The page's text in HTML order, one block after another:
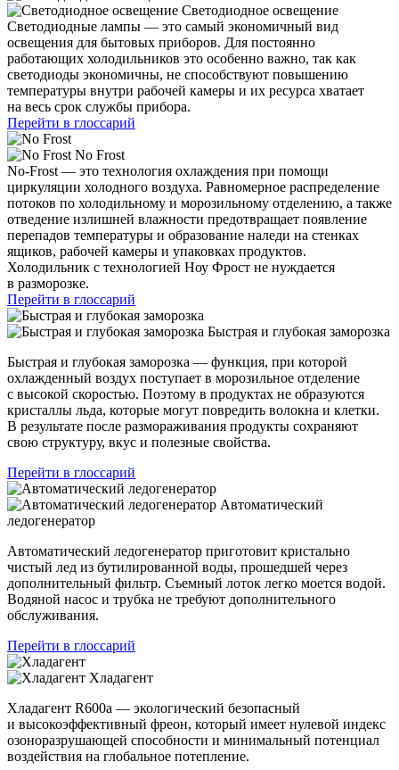
Светодиодное освещение
Светодиодные лампы — это самый экономичный вид
освещения для бытовых приборов. Для постоянно
работающих холодильников это особенно важно, так как
светодиоды экономичны, не способствуют повышению
температуры внутри рабочей камеры и их ресурса хватает
на весь срок службы прибора.
Перейти в глоссарий
No Frost
No-Frost — это технология охлаждения при помощи
циркуляции холодного воздуха. Равномерное распределение
потоков по холодильному и морозильному отделению, а также
отведение излишней влажности предотвращает появление
перепадов температуры и образование наледи на стенках
ящиков, рабочей камеры и упаковках продуктов.
Холодильник с технологией Ноу Фрост не нуждается
в разморозке.
Перейти в глоссарий
Быстрая и глубокая заморозка
Быстрая и глубокая заморозка — функция, при которой
охлажденный воздух поступает в морозильное отделение
с высокой скоростью. Поэтому в продуктах не образуются
кристаллы льда, которые могут повредить волокна и клетки.
В результате после размораживания продукты сохраняют
свою структуру, вкус и полезные свойства.
Перейти в глоссарий
Автоматический
ледогенератор
Автоматический ледогенератор приготовит кристально
чистый лед из бутилированной воды, прошедшей через
дополнительный фильтр. Съемный лоток легко моется водой.
Водяной насос и трубка не требуют дополнительного
обслуживания.
Перейти в глоссарий
Хладагент
Хладагент R600a — экологический безопасный
и высокоэффективный фреон, который имеет нулевой индекс
озоноразрушающей способности и минимальный потенциал
воздействия на глобальное потепление.